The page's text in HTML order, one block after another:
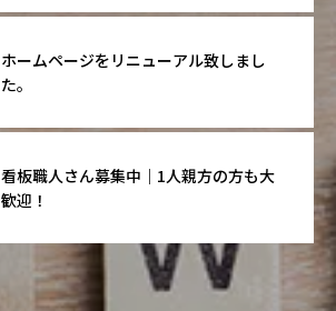
ホームページをリニューアル致しまし
た。
看板職人さん募集中｜1人親方の方も大
歓迎！